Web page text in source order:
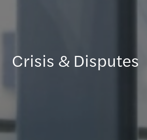
Crisis & Disputes